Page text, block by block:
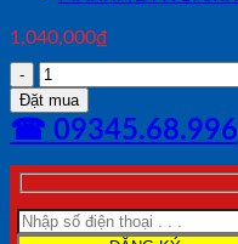
1,040,000₫
Máy
Thổi
và
Hút
Bụi
MAKITA
M4000B
(530W)
Đặt mua
☎ 09345.68.996